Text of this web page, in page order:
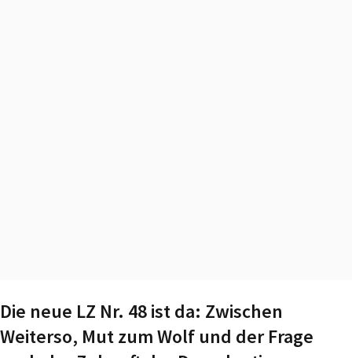
Die neue LZ Nr. 48 ist da: Zwischen
Weiterso, Mut zum Wolf und der Frage